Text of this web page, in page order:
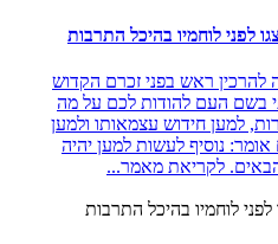
ראש בפני זכרם הקדוש
בשם העם להודות לכם על מה
למען חידוש עצמאותו ולמען
נוסיף לעשות למען יהיה
לקריאת מאמר...